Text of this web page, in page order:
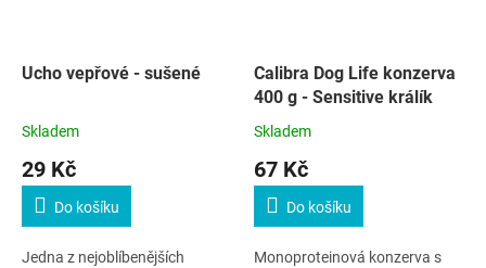
Ucho vepřové - sušené
Skladem
29 Kč
Do košíku
Jedna z nejoblíbenějších
Calibra Dog Life konzerva
400 g - Sensitive králík
Skladem
67 Kč
Do košíku
Monoproteinová konzerva s